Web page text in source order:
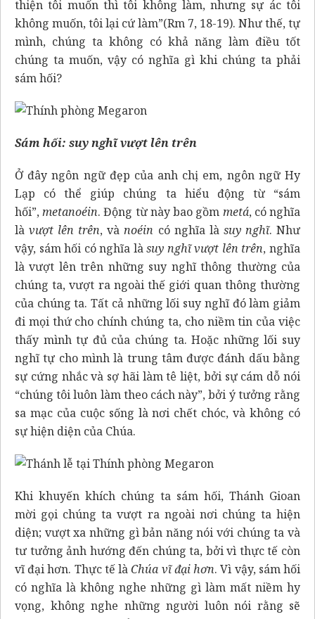
thiện tôi muốn thì tôi không làm, nhưng sự ác tôi
không muốn, tôi lại cứ làm”(Rm 7, 18-19). Như thế, tự
mình, chúng ta không có khả năng làm điều tốt
chúng ta muốn, vậy có nghĩa gì khi chúng ta phải
sám hối?
Sám hối: suy nghĩ vượt lên trên
Ở đây ngôn ngữ đẹp của anh chị em, ngôn ngữ Hy
Lạp có thể giúp chúng ta hiểu động từ “sám
hối”,metanoéin. Động từ này bao gồm metá, có nghĩa
làvượt lên trên, vànoéin có nghĩa là suy nghĩ. Như
vậy, sám hối có nghĩa làsuy nghĩ vượt lên trên, nghĩa
là vượt lên trên những suy nghĩ thông thường của
chúng ta, vượt ra ngoài thế giới quan thông thường
của chúng ta. Tất cả những lối suy nghĩ đó làm giảm
đi mọi thứ cho chính chúng ta, cho niềm tin của việc
thấy mình tự đủ của chúng ta. Hoặc những lối suy
nghĩ tự cho mình là trung tâm được đánh dấu bằng
sự cứng nhắc và sợ hãi làm tê liệt, bởi sự cám dỗ nói
“chúng tôi luôn làm theo cách này”, bởi ý tưởng rằng
sa mạc của cuộc sống là nơi chết chóc, và không có
sự hiện diện của Chúa.
Khi khuyến khích chúng ta sám hối, Thánh Gioan
mời gọi chúng ta vượt ra ngoài nơi chúng ta hiện
diện; vượt xa những gì bản năng nói với chúng ta và
tư tưởng ảnh hướng đến chúng ta, bởi vì thực tế còn
vĩ đại hơn. Thực tế làChúa vĩ đại hơn. Vì vậy, sám hối
có nghĩa là không nghe những gì làm mất niềm hy
vọng, không nghe những người luôn nói rằng sẽ